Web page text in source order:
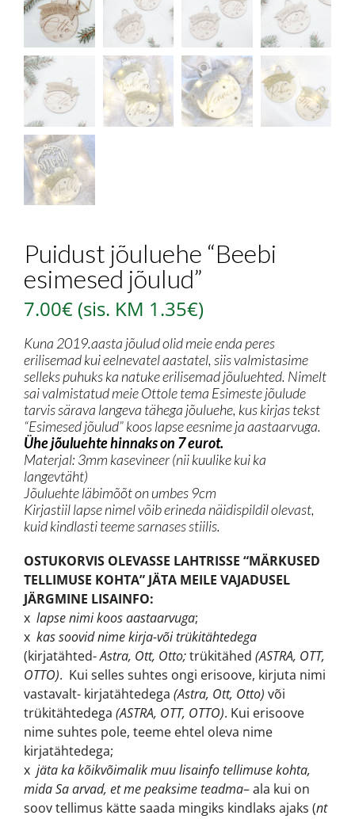
Puidust jõuluehe “Beebi
esimesed jõulud”
7.00€ (sis. KM 1.35€)
Kuna 2019.aasta jõulud olid meie enda peres
erilisemad kui eelnevatel aastatel, siis valmistasime
selleks puhuks ka natuke erilisemad jõuluehted. Nimelt
sai valmistatud meie Ottole tema Esimeste jõulude
tarvis särava langeva tähega jõuluehe, kus kirjas tekst
“Esimesed jõulud” koos lapse eesnime ja aastaarvuga.
Ühe jõuluehte hinnaks on 7 eurot.
Materjal: 3mm kasevineer (nii kuulike kui ka
langevtäht)
Jõuluehte läbimõõt on umbes 9cm
Kirjastiil lapse nimel võib erineda näidispildil olevast,
kuid kindlasti teeme sarnases stiilis.
OSTUKORVIS OLEVASSE LAHTRISSE “MÄRKUSED
TELLIMUSE KOHTA” JÄTA MEILE VAJADUSEL
JÄRGMINE LISAINFO:
x lapse nimi koos aastaarvuga;
x kas soovid nime kirja-või trükitähtedega
(kirjatähted-Astra, Ott, Otto;trükitähed (ASTRA, OTT,
OTTO). Kui selles suhtes ongi erisoove, kirjuta nimi
vastavalt- kirjatähtedega (Astra, Ott, Otto) või
trükitähtedega (ASTRA, OTT, OTTO). Kui erisoove
nime suhtes pole, teeme ehtel oleva nime
kirjatähtedega;
x jäta ka kõikvõimalik muu lisainfo tellimuse kohta,
mida Sa arvad, et me peaksime teadma– ala kui on
soov tellimus kätte saada mingiks kindlaks ajaks (nt